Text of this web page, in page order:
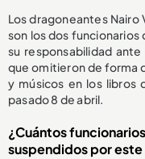
Los dragoneantes Nairo
son los dos
su responsabilidad
que omitieron de forma
y músicos en los libros
pasado 8 de abril.
¿Cuántos
suspendidos por este